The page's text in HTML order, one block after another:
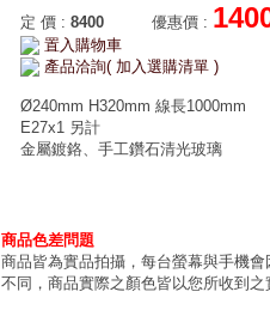
定 價 : 8400 優惠價 :
置入購物車
產品洽詢( 加入選購清單 )
Ø240mm H320mm 線長1000mm
E27x1 另計
金屬鍍鉻、手工鑽石清光玻璃
商品色差問題
商品皆為實品拍攝，每台螢幕與手機
不同，商品實際之顏色皆以您所收到之